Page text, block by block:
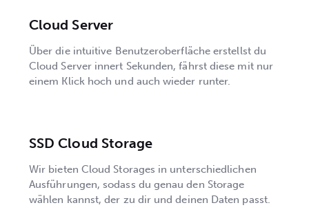
Cloud Server
Über die intuitive Benutzeroberfläche erstellst du
Cloud Server innert Sekunden, fährst diese mit nur
einem Klick hoch und auch wieder runter.
SSD Cloud Storage
Wir bieten Cloud Storages in unterschiedlichen
Ausführungen, sodass du genau den Storage
wählen kannst, der zu dir und deinen Daten passt.